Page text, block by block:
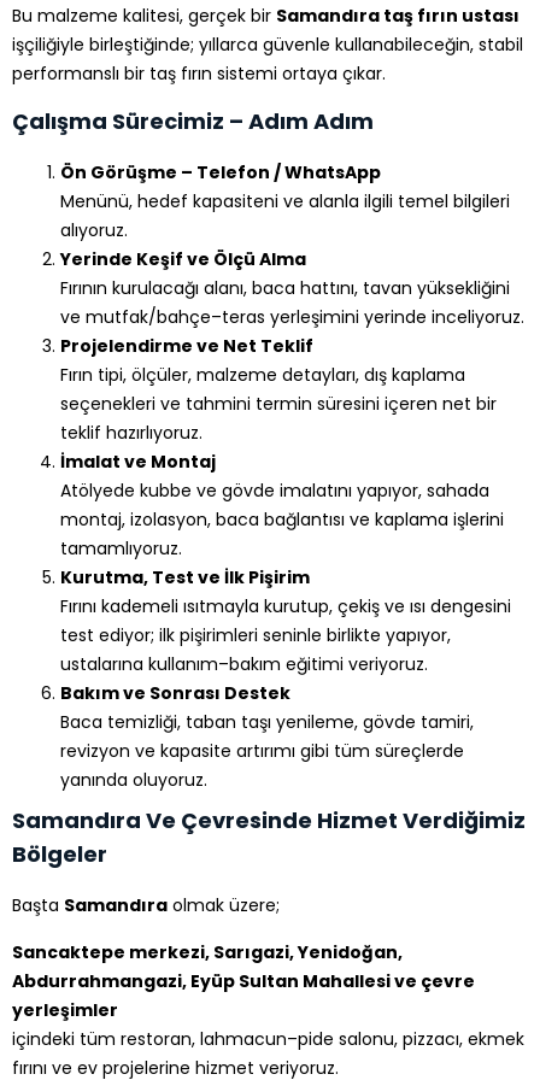
Bu malzeme kalitesi, gerçek bir Samandıra taş fırın ustası
işçiliğiyle birleştiğinde; yıllarca güvenle kullanabileceğin, stabil
performanslı bir taş fırın sistemi ortaya çıkar.
Çalışma Sürecimiz – Adım Adım
Ön Görüşme – Telefon / WhatsApp
Menünü, hedef kapasiteni ve alanla ilgili temel bilgileri
alıyoruz.
Yerinde Keşif ve Ölçü Alma
Fırının kurulacağı alanı, baca hattını, tavan yüksekliğini
ve mutfak/bahçe–teras yerleşimini yerinde inceliyoruz.
Projelendirme ve Net Teklif
Fırın tipi, ölçüler, malzeme detayları, dış kaplama
seçenekleri ve tahmini termin süresini içeren net bir
teklif hazırlıyoruz.
İmalat ve Montaj
Atölyede kubbe ve gövde imalatını yapıyor, sahada
montaj, izolasyon, baca bağlantısı ve kaplama işlerini
tamamlıyoruz.
Kurutma, Test ve İlk Pişirim
Fırını kademeli ısıtmayla kurutup, çekiş ve ısı dengesini
test ediyor; ilk pişirimleri seninle birlikte yapıyor,
ustalarına kullanım–bakım eğitimi veriyoruz.
Bakım ve Sonrası Destek
Baca temizliği, taban taşı yenileme, gövde tamiri,
revizyon ve kapasite artırımı gibi tüm süreçlerde
yanında oluyoruz.
Samandıra Ve Çevresinde Hizmet Verdiğimiz
Bölgeler
Başta Samandıra olmak üzere;
Sancaktepe merkezi, Sarıgazi, Yenidoğan,
Abdurrahmangazi, Eyüp Sultan Mahallesi ve çevre
yerleşimler
içindeki tüm restoran, lahmacun–pide salonu, pizzacı, ekmek
fırını ve ev projelerine hizmet veriyoruz.